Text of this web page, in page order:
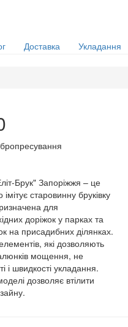
Доставка Укладання
Брук" Запоріжжя – це
старовинну бруківку
для
доріжок у парках та
на присадибних ділянках.
які дозволяють
мощення, не
і швидкості укладання.
дозволяє втілити